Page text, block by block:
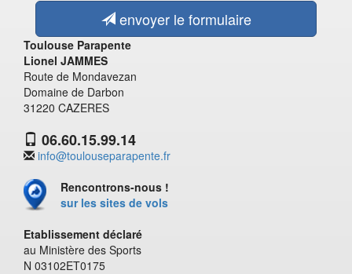
envoyer le formulaire
Toulouse Parapente
Lionel JAMMES
Route de Mondavezan
Domaine de Darbon
31220 CAZERES
06.60.15.99.14
info@toulouseparapente.fr
Rencontrons-nous !
sur les sites de vols
Etablissement déclaré
au Ministère des Sports
N 03102ET0175